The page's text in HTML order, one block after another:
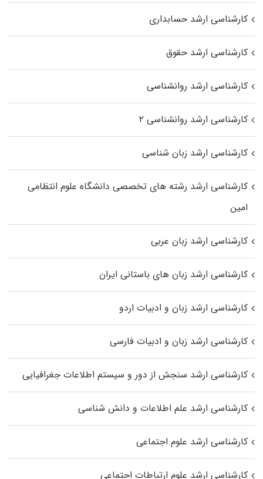
کارشناسی ارشد حسابداری
کارشناسی ارشد حقوق
کارشناسی ارشد روانشناسی
کارشناسی ارشد روانشناسی ۲
کارشناسی ارشد زبان شناسی
کارشناسی ارشد رﺷﺘﻪ ﻫﺎی تخصصی داﻧﺸﮕﺎه ﻋﻠﻮم انتظامی
اﻣﻴﻦ
کارشناسی ارشد زبان عربی
کارشناسی ارشد زبان‌ های باستانی ایران
کارشناسی ارشد زبان و ادبیات اردو
کارشناسی ارشد زبان و ادبیات فارسی
کارشناسی ارشد سنجش از دور و سیستم اطلاعات جغرافیایی
کارشناسی ارشد علم اطلاعات و دانش شناسی
کارشناسی ارشد علوم اجتماعی
کارشناسی ارشد علوم ارتباطات اجتماعی